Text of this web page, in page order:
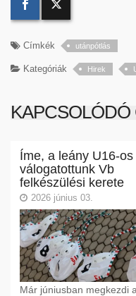
Címkék utánpótlás
Kategóriák Hirek
KAPCSOLÓDÓ
Íme, a leány U16-os
válogatottunk Vb
felkészülési kerete
2026 június 03.
Már júniusban megkezdi a